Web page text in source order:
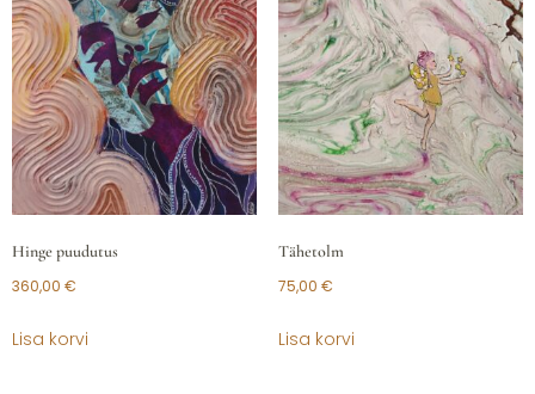
Hinge puudutus
360,00 €
Lisa korvi
Tähetolm
75,00 €
Lisa korvi